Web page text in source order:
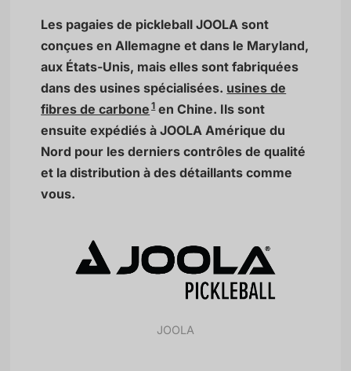
Les pagaies de pickleball JOOLA sont
conçues en Allemagne et dans le Maryland,
aux États-Unis, mais elles sont fabriquées
dans des usines spécialisées. usines de
fibres de carbone 1en Chine. Ils sont
ensuite expédiés à JOOLA Amérique du
Nord pour les derniers contrôles de qualité
et la distribution à des détaillants comme
vous.
JOOLA